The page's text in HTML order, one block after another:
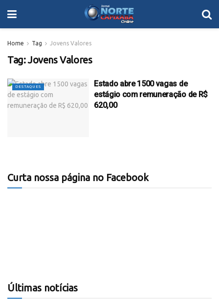
Home Tag Jovens Valores
Tag:Jovens Valores
DESTAQUES
Estado abre 1500 vagas de
estágio com remuneração de R$
620,00
Curta nossa página no Facebook
Últimas notícias